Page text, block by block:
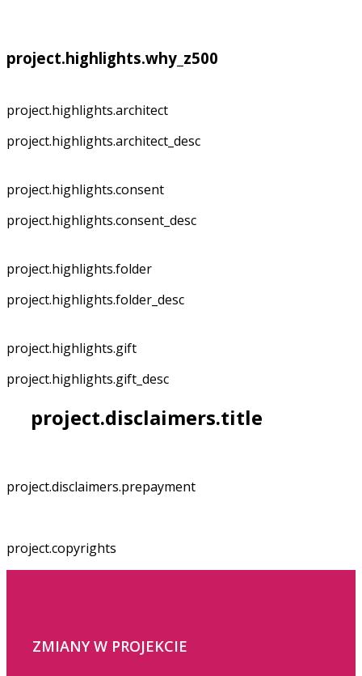
project.highlights.why_z500
project.highlights.architect
project.highlights.architect_desc
project.highlights.consent
project.highlights.consent_desc
project.highlights.folder
project.highlights.folder_desc
project.highlights.gift
project.highlights.gift_desc
project.disclaimers.title
project.disclaimers.prepayment
project.copyrights
ZMIANY W PROJEKCIE